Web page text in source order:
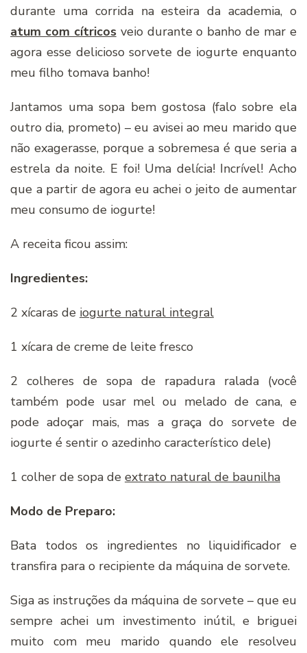
durante uma corrida na esteira da academia, o
atum com cítricosveio durante o banho de mar e
agora esse delicioso sorvete de iogurte enquanto
meu filho tomava banho!
Jantamos uma sopa bem gostosa (falo sobre ela
outro dia, prometo) – eu avisei ao meu marido que
não exagerasse, porque a sobremesa é que seria a
estrela da noite. E foi! Uma delícia! Incrível! Acho
que a partir de agora eu achei o jeito de aumentar
meu consumo de iogurte!
A receita ficou assim:
Ingredientes:
2 xícaras de iogurte natural integral
1 xícara de creme de leite fresco
2 colheres de sopa de rapadura ralada (você
também pode usar mel ou melado de cana, e
pode adoçar mais, mas a graça do sorvete de
iogurte é sentir o azedinho característico dele)
1 colher de sopa de extrato natural de baunilha
Modo de Preparo:
Bata todos os ingredientes no liquidificador e
transfira para o recipiente da máquina de sorvete.
Siga as instruções da máquina de sorvete – que eu
sempre achei um investimento inútil, e briguei
muito com meu marido quando ele resolveu